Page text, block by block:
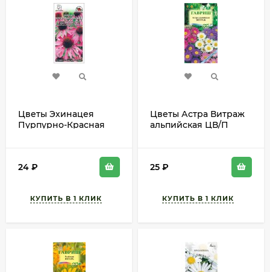
Цветы Эхинацея
Пурпурно-Красная
24 ₽
Цветы Астра Витраж
альпийская ЦВ/П
25 ₽